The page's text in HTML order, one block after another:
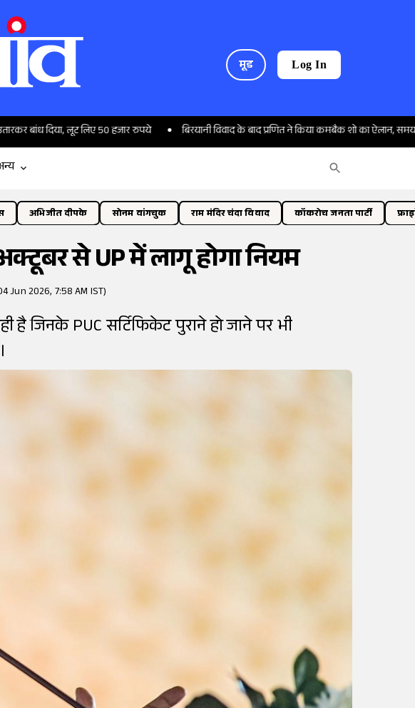
मूड Log In
लूट लिए 50 हजार रुपये बिरयानी विवाद के बाद प्रणित ने किया कमबैक शो का ऐलान, समय रैना से
अभिजीत दीपके सोनम वांगचुक राम मंदिर चंदा विवाद कॉकरोच जनता पार्टी
से UP में लागू होगा नियम
Jun 2026, 7:58 AM IST)
है जिनके PUC सर्टिफिकेट पुराने हो जाने पर भी